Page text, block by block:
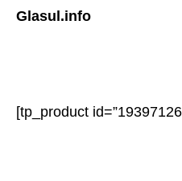
Glasul.info
[tp_product